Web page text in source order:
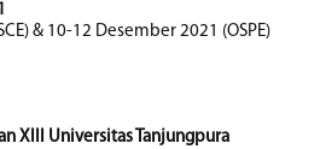
& 10-12 Desember 2021 (OSPE)
XIII Universitas Tanjungpura